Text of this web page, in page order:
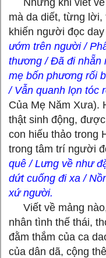
mà da diết, từng
khiến người đọc
ướm trên người /
thương / Đã đi nhẵn
mẹ bốn phương rối
/ Vẫn quanh lọn tóc
Của Mẹ Năm Xưa).
thật sinh động,
con hiếu thảo trong
trong tâm trí người
quê / Lưng về như
dứt cuống đi xa /
xứ người.
Viết về mảng
nhân tình thế thái,
đằm thắm của ca
của dân dã, cộng